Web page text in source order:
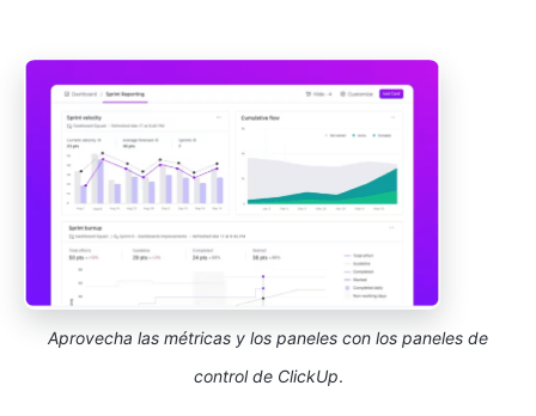
Aprovecha las métricas y los paneles con los paneles de
control de ClickUp.